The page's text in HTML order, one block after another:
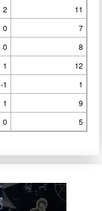
2
11
0
7
0
8
1
12
-1
1
1
9
0 5